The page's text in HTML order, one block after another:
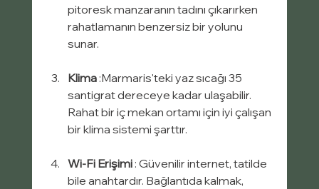
pitoresk manzaranın tadını çıkarırken
rahatlamanın benzersiz bir yolunu
sunar.
Klima :Marmaris'teki yaz sıcağı 35
santigrat dereceye kadar ulaşabilir.
Rahat bir iç mekan ortamı için iyi çalışan
bir klima sistemi şarttır.
Wi-Fi Erişimi : Güvenilir internet, tatilde
bile anahtardır. Bağlantıda kalmak,